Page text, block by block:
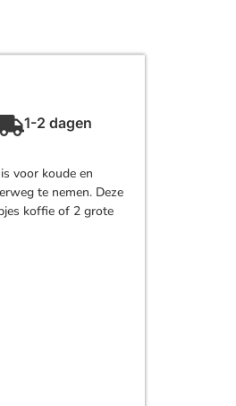
1-2 dagen
voor koude en
te nemen. Deze
koffie of 2 grote